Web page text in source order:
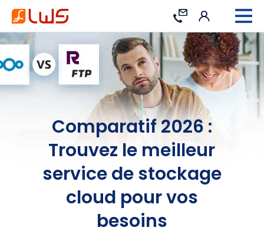
Contact Connexion
Comparatif 2026 :
Trouvez le meilleur
service de stockage
cloud pour vos
besoins